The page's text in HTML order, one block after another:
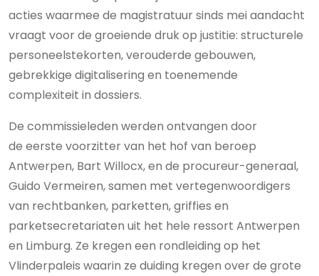
acties waarmee de magistratuur sinds mei aandacht
vraagt voor de groeiende druk op justitie: structurele
personeelstekorten, verouderde gebouwen,
gebrekkige digitalisering en toenemende
complexiteit in dossiers.
De commissieleden werden ontvangen door
de eerste voorzitter van het hof van beroep
Antwerpen, Bart Willocx, en de procureur-generaal,
Guido Vermeiren, samen met vertegenwoordigers
van rechtbanken, parketten, griffies en
parketsecretariaten uit het hele ressort Antwerpen
en Limburg. Ze kregen een rondleiding op het
Vlinderpaleis waarin ze duiding kregen over de grote